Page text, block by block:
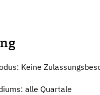
Keine
alle Quartale